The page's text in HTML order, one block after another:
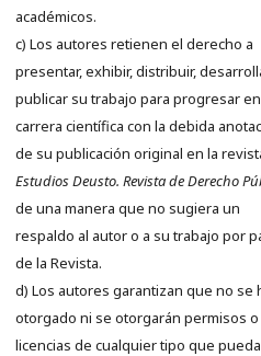
académicos.
c) Los autores retienen el derecho a
presentar, exhibir, distribuir,
publicar su trabajo para progresar
carrera científica con la debida
de su publicación original en la
Estudios Deusto. Revista de Derecho
de una manera que no sugiera un
respaldo al autor o a su trabajo por
de la Revista.
d) Los autores garantizan que no se
otorgado ni se otorgarán permisos o
licencias de cualquier tipo que